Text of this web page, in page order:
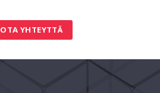
OTA YHTEYTTÄ